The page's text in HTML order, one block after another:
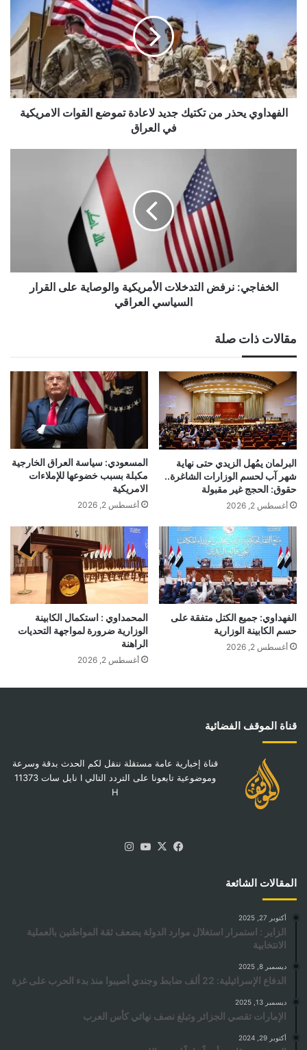
جديد
لاعادة
تموضع
القوات
الامريكية
فيالفهداوي يحذر من تكتيك جديد لاعادة تموضع القوات الامريكية
في العراق
العراقي
الخفاجي: نرفض التدخلات الأمريكية والوصاية على القرار
السياسي العراقي
مقالات ذات صلة
البرلمان يمُهل الزيدي حتى نهاية
شهر آب لحسم الوزارات الشاغرة..
حقوق: الحجج غير مقبولة
أغسطس 2, 2026
المسعودي: سياسة العراق الخارجية
مكبلة بسبب خضوعها للإملاءات
الامريكية
أغسطس 2, 2026
الفهداوي: جميع الكتل متفقة على
حسم الكابينة الوزارية
أغسطس 2, 2026
المحمداوي : استكمال الكابينة
الوزارية ضرورة لمواجهة التحديات
الراهنة
أغسطس 2, 2026
قناة الموقف الفضائية
قناة إخبارية عامة مستقلة ننقل لكم الحدث بدقة وسرعة
وموضوعية تابعونا على التردد التالي I نايل سات 11373
H
فيسبوك
‫X
‫YouTube
المقالات الشائعة
أكتوبر 27, 2025
الزاير : استمرار استغلال موارد الدولة يضعف ثقة المواطنين بالعملية
الانتخابية
ديسمبر 8, 2025
الدفاع الإسرائيلية: 22 ألف ضابط وجندي أصيبوا منذ بدء الحرب على غزة
ديسمبر 13, 2025
الإمارات تقصي الجزائر وتبلغ نصف نهائي كأس العرب
أكتوبر 29, 2024